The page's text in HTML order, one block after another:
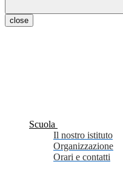
close
Scuola
Il nostro istituto
Organizzazione
Orari e contatti